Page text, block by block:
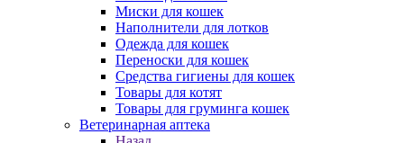
Миски для кошек
Наполнители для лотков
Одежда для кошек
Переноски для кошек
Средства гигиены для кошек
Товары для котят
Товары для груминга кошек
Ветеринарная аптека